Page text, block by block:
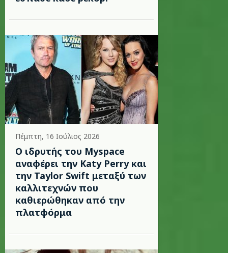
Πέμπτη, 16 Ιούλιος 2026
Ο ιδρυτής του Myspace
αναφέρει την Katy Perry και
την Taylor Swift μεταξύ των
καλλιτεχνών που
καθιερώθηκαν από την
πλατφόρμα